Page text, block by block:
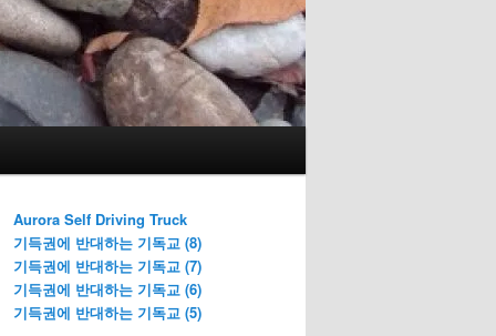
Aurora Self Driving Truck
기득권에 반대하는 기독교 (8)
기득권에 반대하는 기독교 (7)
기득권에 반대하는 기독교 (6)
기득권에 반대하는 기독교 (5)